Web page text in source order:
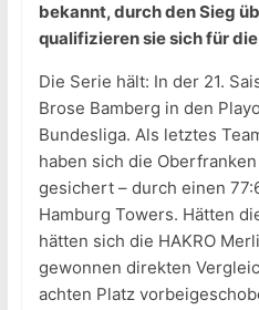
bekannt, durch den Sieg
qualifizieren sie sich für
Die Serie hält: In der 21.
Brose Bamberg in den
Bundesliga. Als letztes
haben sich die
gesichert – durch einen
Hamburg Towers. Hätten
hätten sich die HAKRO
gewonnen direkten
achten Platz